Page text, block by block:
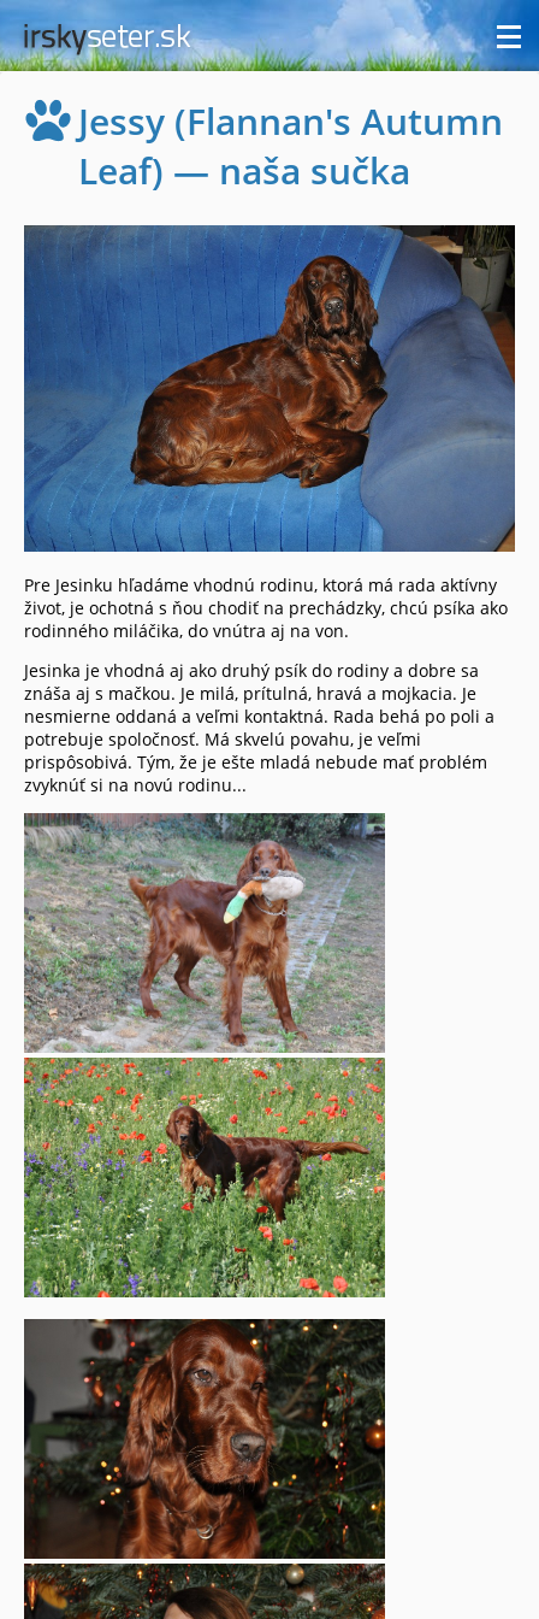
Jessy (Flannan's Autumn
Leaf) — naša sučka
Pre Jesinku hľadáme vhodnú rodinu, ktorá má rada aktívny
život, je ochotná s ňou chodiť na prechádzky, chcú psíka ako
rodinného miláčika, do vnútra aj na von.
Jesinka je vhodná aj ako druhý psík do rodiny a dobre sa
znáša aj s mačkou. Je milá, prítulná, hravá a mojkacia. Je
nesmierne oddaná a veľmi kontaktná. Rada behá po poli a
potrebuje spoločnosť. Má skvelú povahu, je veľmi
prispôsobivá. Tým, že je ešte mladá nebude mať problém
zvyknúť si na novú rodinu...